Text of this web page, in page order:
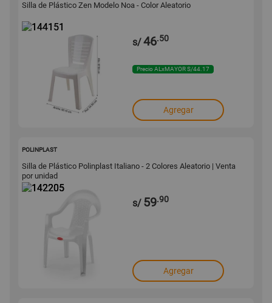
Silla de Plástico Zen Modelo Noa - Color Aleatorio
s/46.50
Precio ALxMAYOR S/44.17
Agregar
POLINPLAST
Silla de Plástico Polinplast Italiano - 2 Colores Aleatorio | Venta
por unidad
s/ 59.90
Agregar